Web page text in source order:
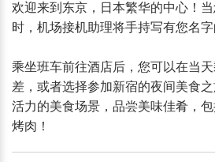
欢迎来到东京，日本繁华的中心！
时，机场接机助理将手持写有您名字
乘坐班车前往酒店后，您可以在当
差，或者选择参加新宿的夜间美食
活力的美食场景，品尝美味佳肴，
烤肉！